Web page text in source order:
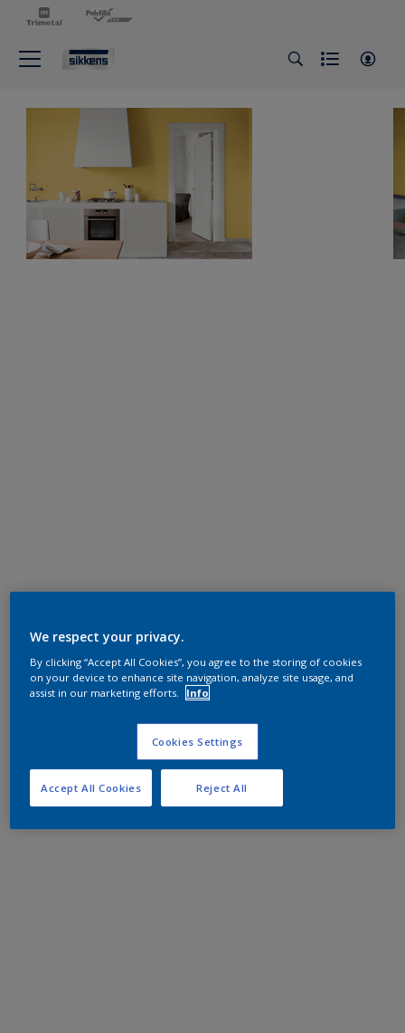
We respect your privacy.
By clicking “Accept All Cookies”, you agree to the storing of cookies
on your device to enhance site navigation, analyze site usage, and
assist in our marketing efforts.
Info
Cookies Settings
Reject All
Accept All Cookies